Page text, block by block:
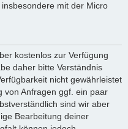
mit der Micro
kostenlos zur Verfügung
daher bitte Verständnis
nicht gewährleistet
von Anfragen ggf. ein paar
sind wir aber
Bearbeitung deiner